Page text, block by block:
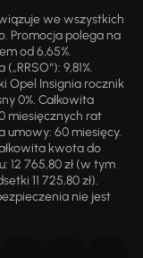
we wszystkich
Promocja polega na
od 6,65%.
9,81%.
Opel Insignia rocznik
0%. Całkowita
miesięcznych rat
umowy: 60 miesięcy.
kwota do
12 765,80 zł (w tym
11 725,80 zł).
nie jest